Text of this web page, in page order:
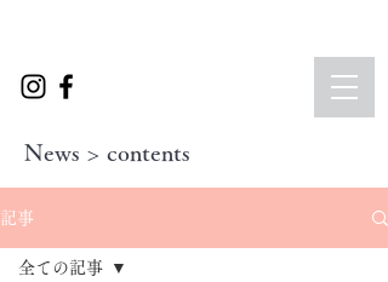
News > contents
記事
全ての記事